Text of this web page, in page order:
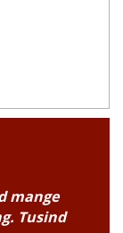
mange
Tusind